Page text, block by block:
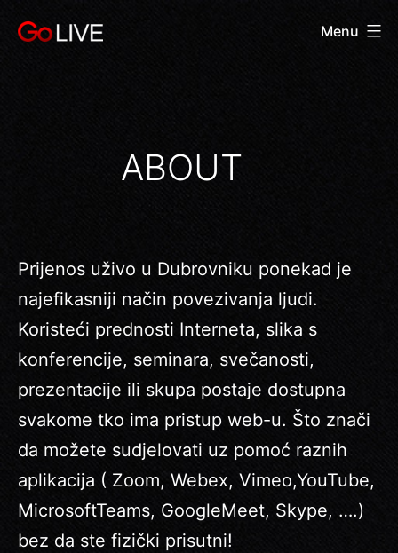
Menu
ABOUT
Prijenos uživo u Dubrovniku ponekad je
najefikasniji način povezivanja ljudi.
Koristeći prednosti Interneta, slika s
konferencije, seminara, svečanosti,
prezentacije ili skupa postaje dostupna
svakome tko ima pristup web-u. Što znači
da možete sudjelovati uz pomoć raznih
aplikacija ( Zoom, Webex, Vimeo,YouTube,
MicrosoftTeams, GoogleMeet, Skype, ….)
bez da ste fizički prisutni!